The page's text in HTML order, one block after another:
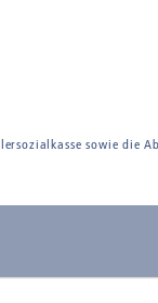
sowie die